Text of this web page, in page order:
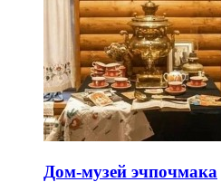
Дом-музей эчпочмака